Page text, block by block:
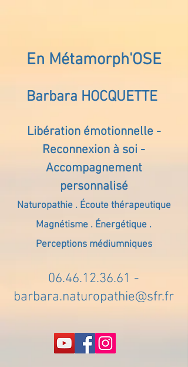
En Métamorph'OSE
Barbara HOCQUETTE
Libération émotionnelle -
Reconnexion à soi -
Accompagnement
personnalisé
Naturopathie . Écoute thérapeutique
Magnétisme . Énergétique .
Perceptions médiumniques
06.46.12.36.61 -
barbara.naturopathie@sfr.fr